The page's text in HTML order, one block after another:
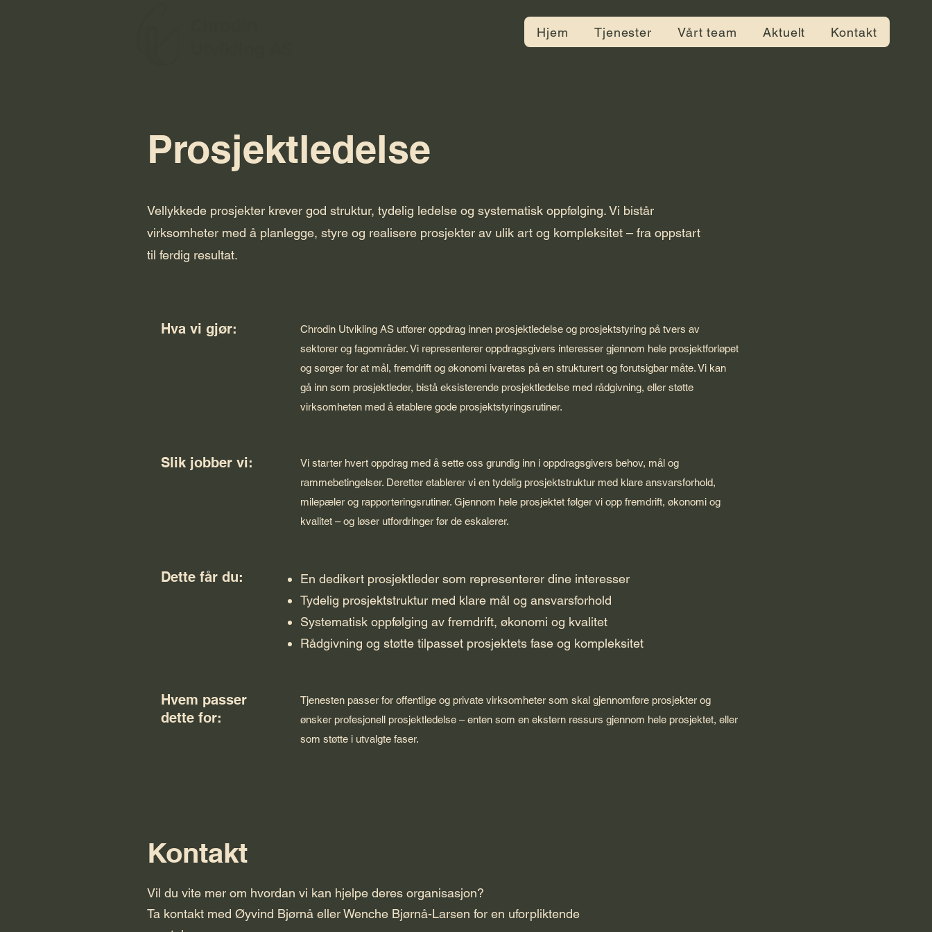
Hjem Tjenester Vårt team Aktuelt Kontakt
Prosjektledelse
Vellykkede prosjekter krever god struktur, tydelig ledelse og systematisk oppfølging. Vi bistår
virksomheter med å planlegge, styre og realisere prosjekter av ulik art og kompleksitet – fra oppstart
til ferdig resultat.
Hva vi gjør:
Chrodin Utvikling AS utfører oppdrag innen prosjektledelse og prosjektstyring på tvers av
sektorer og fagområder. Vi representerer oppdragsgivers interesser gjennom hele prosjektforløpet
og sørger for at mål, fremdrift og økonomi ivaretas på en strukturert og forutsigbar måte. Vi kan
gå inn som prosjektleder, bistå eksisterende prosjektledelse med rådgivning, eller støtte
virksomheten med å etablere gode prosjektstyringsrutiner.
Slik jobber vi:
Vi starter hvert oppdrag med å sette oss grundig inn i oppdragsgivers behov, mål og
rammebetingelser. Deretter etablerer vi en tydelig prosjektstruktur med klare ansvarsforhold,
milepæler og rapporteringsrutiner. Gjennom hele prosjektet følger vi opp fremdrift, økonomi og
kvalitet – og løser utfordringer før de eskalerer.
Dette får du:
En dedikert prosjektleder som representerer dine interesser
Tydelig prosjektstruktur med klare mål og ansvarsforhold
Systematisk oppfølging av fremdrift, økonomi og kvalitet
Rådgivning og støtte tilpasset prosjektets fase og kompleksitet
Hvem passer
dette for:
Tjenesten passer for offentlige og private virksomheter som skal gjennomføre prosjekter og
ønsker profesjonell prosjektledelse – enten som en ekstern ressurs gjennom hele prosjektet, eller
som støtte i utvalgte faser.
Kontakt
Vil du vite mer om hvordan vi kan hjelpe deres organisasjon?
Ta kontakt med Øyvind Bjørnå eller Wenche Bjørnå-Larsen for en uforpliktende